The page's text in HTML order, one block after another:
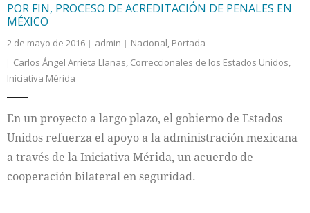
POR FIN, PROCESO DE ACREDITACIÓN DE PENALES EN
MÉXICO
2 de mayo de 2016 admin Nacional, Portada
Carlos Ángel Arrieta Llanas, Correccionales de los Estados Unidos,
Iniciativa Mérida
En un proyecto a largo plazo, el gobierno de Estados
Unidos refuerza el apoyo a la administración mexicana
a través de la Iniciativa Mérida, un acuerdo de
cooperación bilateral en seguridad.